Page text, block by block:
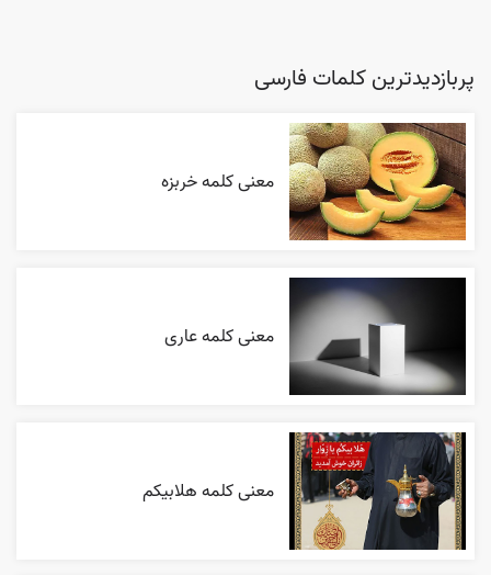
پربازدیدترین کلمات فارسی
معنی کلمه خربزه
معنی کلمه عاری
معنی کلمه هلابیکم